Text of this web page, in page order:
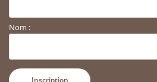
Nom :